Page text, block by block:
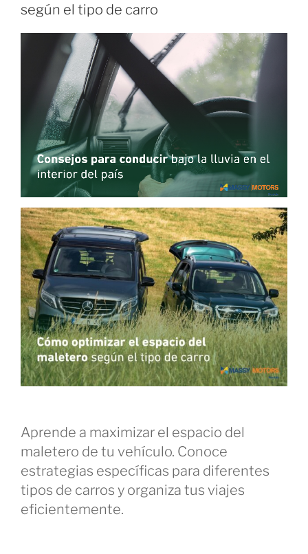
según el tipo de carro
Aprende a maximizar el espacio del
maletero de tu vehículo. Conoce
estrategias específicas para diferentes
tipos de carros y organiza tus viajes
eficientemente.